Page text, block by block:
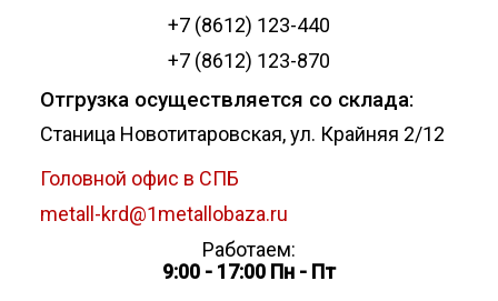
+7 (8612) 123-440
+7 (8612) 123-870
Отгрузка осуществляется со склада:
Станица Новотитаровская, ул. Крайняя 2/12
Головной офис в СПБ
metall-krd@1metallobaza.ru
Работаем:
9:00 - 17:00 Пн - Пт